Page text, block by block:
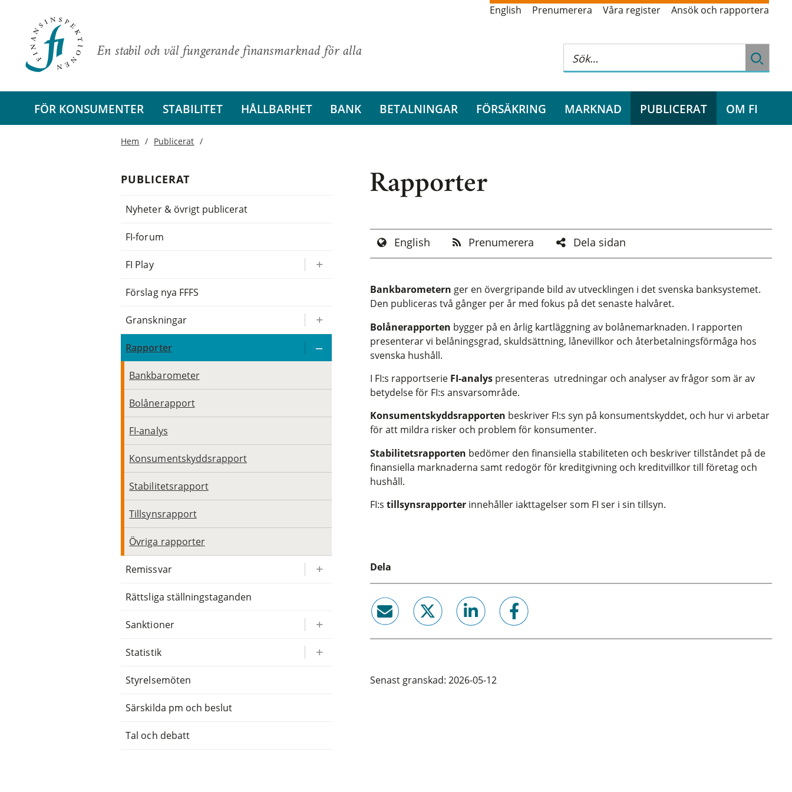
En stabil och väl fungerande finansmarknad för alla
English Prenumerera Våra register Ansök och rapportera
FÖR KONSUMENTER STABILITET HÅLLBARHET BANK BETALNINGAR FÖRSÄKRING MARKNAD PUBLICERAT OM FI
Rapporter
English Prenumerera Dela sidan
Bankbarometern ger en övergripande bild av utvecklingen i det svenska banksystemet.
Den publiceras två gånger per år med fokus på det senaste halvåret.
Bolånerapporten bygger på en årlig kartläggning av bolånemarknaden. I rapporten
presenterar vi belåningsgrad, skuldsättning, lånevillkor och återbetalningsförmåga hos
svenska hushåll.
I FI:s rapportserie FI-analys presenteras utredningar och analyser av frågor som är av
betydelse för FI:s ansvarsområde.
Konsumentskyddsrapporten beskriver FI:s syn på konsumentskyddet, och hur vi arbetar
för att mildra risker och problem för konsumenter.
Stabilitetsrapporten bedömer den finansiella stabiliteten och beskriver tillståndet på de
finansiella marknaderna samt redogör för kreditgivning och kreditvillkor till företag och
hushåll.
FI:stillsynsrapporter innehåller iakttagelser som FI ser i sin tillsyn.
Dela
Senast granskad: 2026-05-12
Hem Publicerat
PUBLICERAT
Nyheter & övrigt publicerat
FI-forum
FI Play
Förslag nya FFFS
Granskningar
Rapporter
Bankbarometer
Bolånerapport
FI-analys
Konsumentskyddsrapport
Stabilitetsrapport
Tillsynsrapport
Övriga rapporter
Remissvar
Rättsliga ställningstaganden
Sanktioner
Statistik
Styrelsemöten
Särskilda pm och beslut
Tal och debatt